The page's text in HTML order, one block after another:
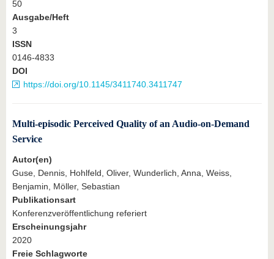
50
Ausgabe/Heft
3
ISSN
0146-4833
DOI
https://doi.org/10.1145/3411740.3411747
Multi-episodic Perceived Quality of an Audio-on-Demand
Service
Autor(en)
Guse, Dennis, Hohlfeld, Oliver, Wunderlich, Anna, Weiss,
Benjamin, Möller, Sebastian
Publikationsart
Konferenzveröffentlichung referiert
Erscheinungsjahr
2020
Freie Schlagworte